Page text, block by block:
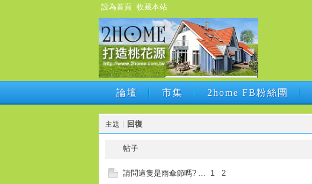
設為首頁 收藏本站
論壇 市集 2home FB粉絲團
論壇 市集 2home FB粉絲團
主題 | 回復
帖子
請問這隻是雨傘節嗎? 1 2